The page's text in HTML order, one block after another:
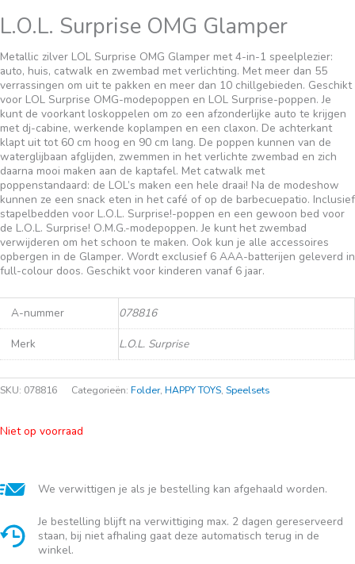
L.O.L. Surprise OMG Glamper
Metallic zilver LOL Surprise OMG Glamper met 4-in-1 speelplezier:
auto, huis, catwalk en zwembad met verlichting. Met meer dan 55
verrassingen om uit te pakken en meer dan 10 chillgebieden. Geschikt
voor LOL Surprise OMG-modepoppen en LOL Surprise-poppen. Je
kunt de voorkant loskoppelen om zo een afzonderlijke auto te krijgen
met dj-cabine, werkende koplampen en een claxon. De achterkant
klapt uit tot 60 cm hoog en 90 cm lang. De poppen kunnen van de
waterglijbaan afglijden, zwemmen in het verlichte zwembad en zich
daarna mooi maken aan de kaptafel. Met catwalk met
poppenstandaard: de LOL’s maken een hele draai! Na de modeshow
kunnen ze een snack eten in het café of op de barbecuepatio. Inclusief
stapelbedden voor L.O.L. Surprise!-poppen en een gewoon bed voor
de L.O.L. Surprise! O.M.G.-modepoppen. Je kunt het zwembad
verwijderen om het schoon te maken. Ook kun je alle accessoires
opbergen in de Glamper. Wordt exclusief 6 AAA-batterijen geleverd in
full-colour doos. Geschikt voor kinderen vanaf 6 jaar.
A-nummer 078816
Merk L.O.L. Surprise
SKU: 078816 Categorieën: Folder, HAPPY TOYS, Speelsets
Niet op voorraad
We verwittigen je als je bestelling kan afgehaald worden.
Je bestelling blijft na verwittiging max. 2 dagen gereserveerd
staan, bij niet afhaling gaat deze automatisch terug in de
winkel.